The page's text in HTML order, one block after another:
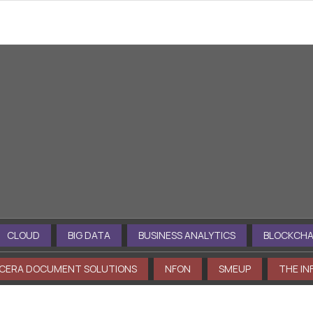
BIG DATA BUSINESS ANALYTICS BLOCKCHAIN
DOCUMENT SOLUTIONS NFON SMEUP THE